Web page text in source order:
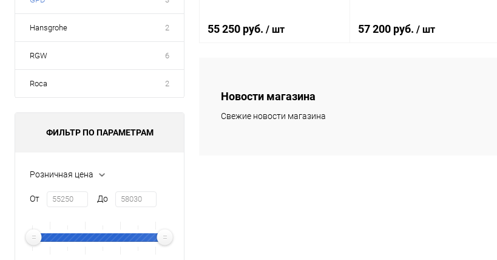
Hansgrohe 2
RGW 6
Roca 2
ФИЛЬТР ПО ПАРАМЕТРАМ
Розничная цена
От До
55 250 руб. / шт
Купить в 1 клик
57 200 руб. / шт
Новости магазина
Свежие новости магазина